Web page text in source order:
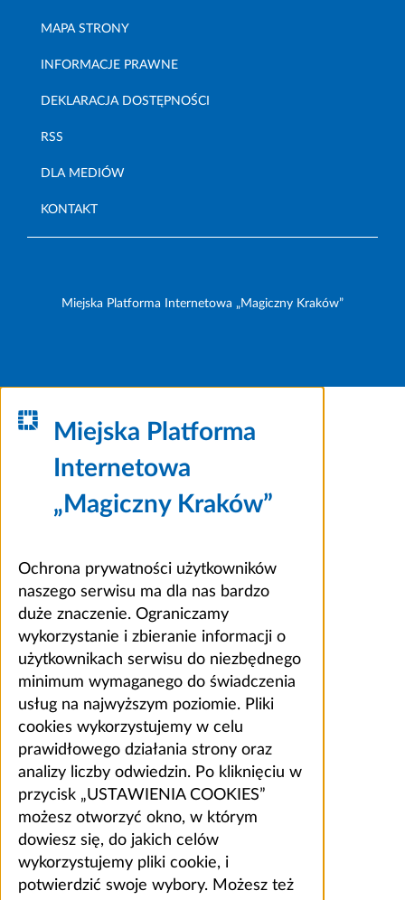
MAPA STRONY
INFORMACJE PRAWNE
DEKLARACJA DOSTĘPNOŚCI
RSS
DLA MEDIÓW
KONTAKT
Miejska Platforma Internetowa „Magiczny Kraków”
Miejska Platforma
Internetowa
„Magiczny Kraków”
Ochrona prywatności użytkowników
naszego serwisu ma dla nas bardzo
duże znaczenie. Ograniczamy
wykorzystanie i zbieranie informacji o
użytkownikach serwisu do niezbędnego
minimum wymaganego do świadczenia
usług na najwyższym poziomie. Pliki
cookies wykorzystujemy w celu
prawidłowego działania strony oraz
analizy liczby odwiedzin. Po kliknięciu w
przycisk „USTAWIENIA COOKIES”
możesz otworzyć okno, w którym
dowiesz się, do jakich celów
wykorzystujemy pliki cookie, i
potwierdzić swoje wybory. Możesz też